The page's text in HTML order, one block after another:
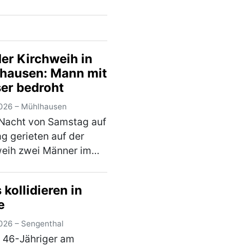
er nicht und wollte
ohne d…(mehr)
Kirchweih in
Mann mit
bedroht
– Mühlhausen
von Samstag auf
gerieten auf der
zwei Männer im
weiteren Verlauf
Jüngere ein
und bedr…(mehr)
kollidieren in
– Sengenthal
46-Jähriger am